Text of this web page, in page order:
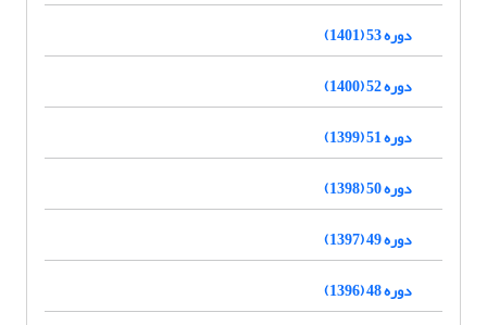
دوره 53 (1401)
دوره 52 (1400)
دوره 51 (1399)
دوره 50 (1398)
دوره 49 (1397)
دوره 48 (1396)